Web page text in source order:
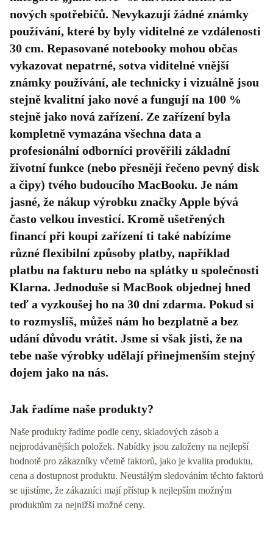
nových spotřebičů. Nevykazují žádné známky
používání, které by byly viditelné ze vzdálenosti
30 cm. Repasované notebooky mohou občas
vykazovat nepatrné, sotva viditelné vnější
známky používání, ale technicky i vizuálně jsou
stejně kvalitní jako nové a fungují na 100 %
stejně jako nová zařízení. Ze zařízení byla
kompletně vymazána všechna data a
profesionální odborníci prověřili základní
životní funkce (nebo přesněji řečeno pevný disk
a čipy) tvého budoucího MacBooku. Je nám
jasné, že nákup výrobku značky Apple bývá
často velkou investicí. Kromě ušetřených
financí při koupi zařízení ti také nabízíme
různé flexibilní způsoby platby, například
platbu na fakturu nebo na splátky u společnosti
Klarna. Jednoduše si MacBook objednej hned
teď a vyzkoušej ho na 30 dní zdarma. Pokud si
to rozmyslíš, můžeš nám ho bezplatně a bez
udání důvodu vrátit. Jsme si však jisti, že na
tebe naše výrobky udělají přinejmenším stejný
dojem jako na nás.
Jak řadíme naše produkty?
Naše produkty řadíme podle ceny, skladových zásob a
nejprodávanějších položek. Nabídky jsou založeny na nejlepší
hodnotě pro zákazníky včetně faktorů, jako je kvalita produktu,
cena a dostupnost produktu. Neustálým sledováním těchto faktorů
se ujistíme, že zákazníci mají přístup k nejlepším možným
produktům za nejnižší možné ceny.